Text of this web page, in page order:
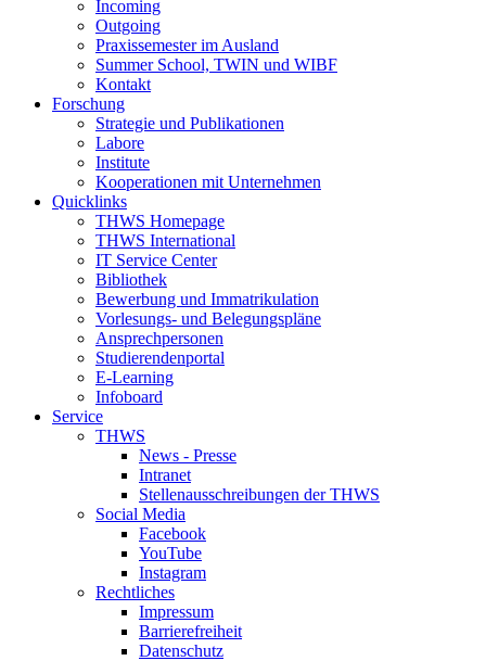
Incoming
Outgoing
Praxissemester im Ausland
Summer School, TWIN und WIBF
Kontakt
Forschung
Strategie und Publikationen
Labore
Institute
Kooperationen mit Unternehmen
Quicklinks
THWS Homepage
THWS International
IT Service Center
Bibliothek
Bewerbung und Immatrikulation
Vorlesungs- und Belegungspläne
Ansprechpersonen
Studierendenportal
E-Learning
Infoboard
Service
THWS
News - Presse
Intranet
Stellenausschreibungen der THWS
Social Media
Facebook
YouTube
Instagram
Rechtliches
Impressum
Barrierefreiheit
Datenschutz